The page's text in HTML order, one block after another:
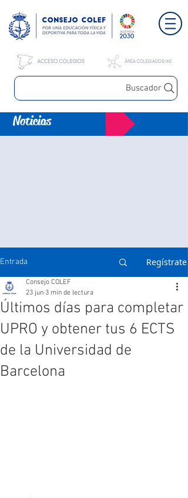
Buscador
Noticias
Entrada Regístrate
Últimos días para completar
UPRO y obtener tus 6 ECTS
de la Universidad de
Barcelona
Consejo COLEF
23 jun 3 min de lectura